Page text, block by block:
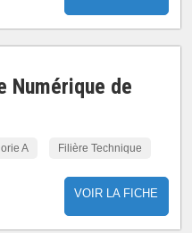
Numérique de
A Filière Technique
VOIR LA FICHE